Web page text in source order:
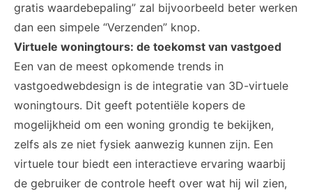
gratis waardebepaling” zal bijvoorbeeld beter werken
dan een simpele “Verzenden” knop.
Virtuele woningtours: de toekomst van vastgoed
Een van de meest opkomende trends in
vastgoedwebdesign is de integratie van 3D-virtuele
woningtours. Dit geeft potentiële kopers de
mogelijkheid om een woning grondig te bekijken,
zelfs als ze niet fysiek aanwezig kunnen zijn. Een
virtuele tour biedt een interactieve ervaring waarbij
de gebruiker de controle heeft over wat hij wil zien,